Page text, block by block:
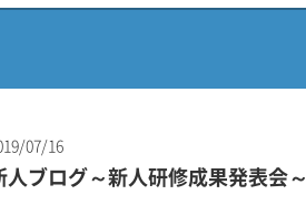
07/16
人ブログ～新人研修成果発表会～